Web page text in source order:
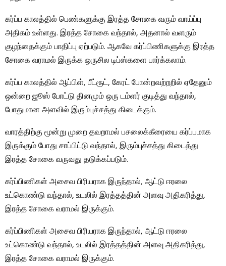
கர்ப்ப காலத்தில் பெண்களுக்கு இரத்த சோகை வரும் வாய்ப்பு
அதிகம் உள்ளது. இரத்த சோகை வந்தால், அதனால் வளரும்
குழந்தைக்கும் பாதிப்பு ஏற்படும். ஆகவே கர்ப்பிணிகளுக்கு இரத்த
சோகை வராமல் இருக்க ஒருசில டிப்ஸ்களை பார்க்கலாம்.
கர்ப்ப காலத்தில் ஆப்பிள், பீட்ரூட், கேரட் போன்றவற்றறில் ஏதேனும்
ஒன்றை ஜூஸ் போட்டு தினமும் ஒரு டம்ளர் குடித்து வந்தால்,
போதுமான அளவில் இரும்புச்சத்து கிடைக்கும்.
வாரத்திற்கு மூன்று முறை தவறாமல் பசலைக்கீரையை கர்ப்பமாக
இருக்கும் போது சாப்பிட்டு வந்தால், இரும்புச்சத்து கிடைத்து
இரத்த சோகை வருவது தடுக்கப்படும்.
கர்ப்பிணிகள் அசைவ பிரியராக இருந்தால், ஆட்டு ஈரலை
உட்கொண்டு வந்தால், உடலில் இரத்தத்தின் அளவு அதிகரித்து,
இரத்த சோகை வராமல் இருக்கும்.
கர்ப்பிணிகள் அசைவ பிரியராக இருந்தால், ஆட்டு ஈரலை
உட்கொண்டு வந்தால், உடலில் இரத்தத்தின் அளவு அதிகரித்து,
இரத்த சோகை வராமல் இருக்கும்.